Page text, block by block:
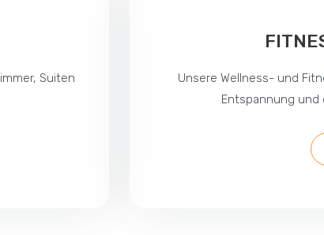
Suiten
Unsere Wellness- und
Entspannung und